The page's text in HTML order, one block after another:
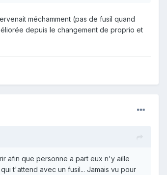
méchamment (pas de fusil quand
depuis le changement de proprio et
afin que personne a part eux n'y aille
t'attend avec un fusil... Jamais vu pour